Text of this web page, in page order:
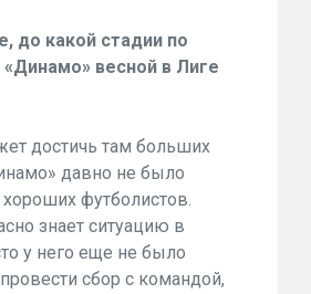
до какой стадии по
«Динамо» весной в Лиге
достичь там больших
давно не было
хороших футболистов.
знает ситуацию в
у него еще не было
сбор с командой,